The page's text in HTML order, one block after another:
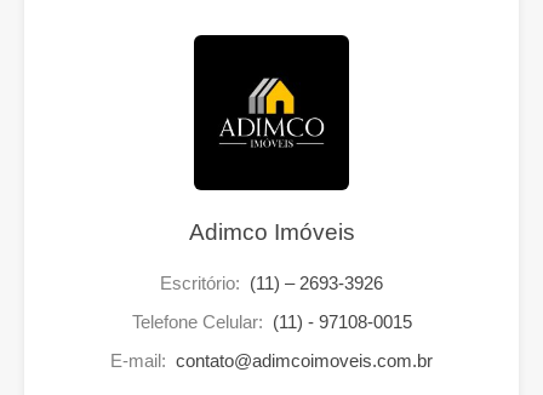
Adimco Imóveis
Escritório: (11) – 2693-3926
Telefone Celular: (11) - 97108-0015
E-mail: contato@adimcoimoveis.com.br